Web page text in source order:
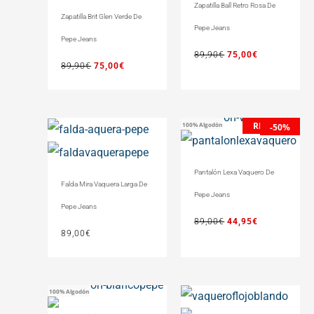
Zapatilla Brit Glen Verde De
Pepe Jeans
89,90€
89,90€.
75,00€
75,00€.
Zapatilla Ball Retro Rosa De
Pepe Jeans
89,90€ 75,00€
Falda Mira Vaquera Larga De
Pepe Jeans
89,00€
100% Algodón REBAJAS
-50%
Pantalón Lexa Vaquero De
Pepe Jeans
89,00€
precio
era:
89,00€.
44,95€
El
precio
es:
100% Algodón